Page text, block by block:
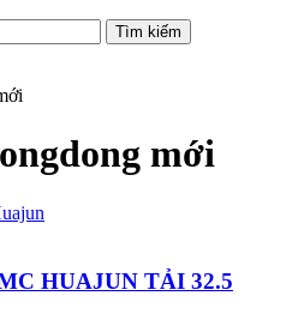
mới
HUAJUN TẢI 32.5